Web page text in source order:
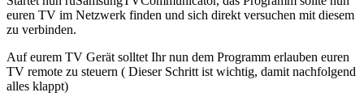
euren TV im Netzwerk finden und sich direkt versuchen mit diesem
zu verbinden.
Auf eurem TV Gerät solltet Ihr nun dem Programm erlauben euren
TV remote zu steuern ( Dieser Schritt ist wichtig, damit nachfolgend
alles klappt)